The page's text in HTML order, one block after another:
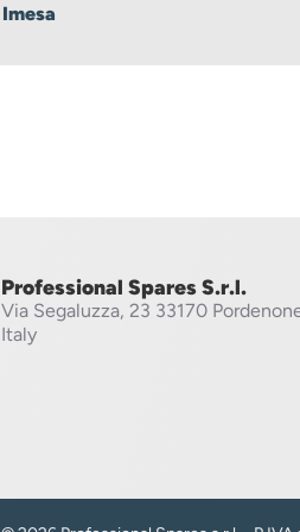
Imesa
Professional Spares S.r.l.
Via Segaluzza, 23 33170
Italy